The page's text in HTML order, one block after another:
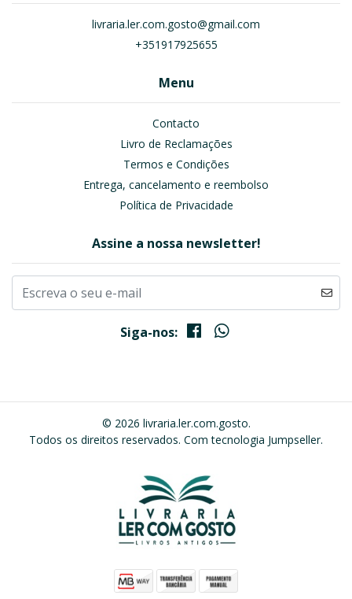
livraria.ler.com.gosto@gmail.com
+351917925655
Menu
Contacto
Livro de Reclamações
Termos e Condições
Entrega, cancelamento e reembolso
Política de Privacidade
Assine a nossa newsletter!
Siga-nos:
© 2026 livraria.ler.com.gosto.
Todos os direitos reservados. Com tecnologia Jumpseller.